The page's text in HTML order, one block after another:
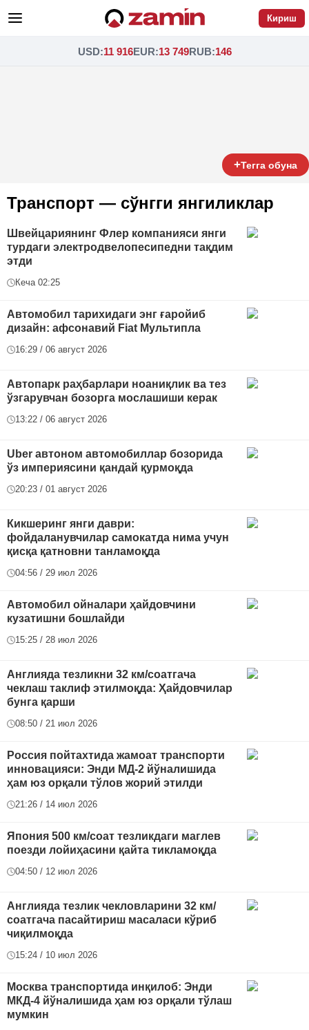
Кириш
USD:11 916EUR:13 749RUB:146
+Тегга обуна
Транспорт — сўнгги янгиликлар
Швейцариянинг Флер компанияси янги
турдаги электродвелопесипедни тақдим
этди
Кеча 02:25
Автомобил тарихидаги энг ғаройиб
дизайн: афсонавий Fiat Мультипла
16:29 / 06 август 2026
Автопарк раҳбарлари ноаниқлик ва тез
ўзгарувчан бозорга мослашиши керак
13:22 / 06 август 2026
Uber автоном автомобиллар бозорида
ўз империясини қандай қурмоқда
20:23 / 01 август 2026
Кикшеринг янги даври:
фойдаланувчилар самокатда нима учун
қисқа қатновни танламоқда
04:56 / 29 июл 2026
Автомобил ойналари ҳайдовчини
кузатишни бошлайди
15:25 / 28 июл 2026
Англияда тезликни 32 км/соатгача
чеклаш таклиф этилмоқда: Ҳайдовчилар
бунга қарши
08:50 / 21 июл 2026
Россия пойтахтида жамоат транспорти
инновацияси: Энди МД-2 йўналишида
ҳам юз орқали тўлов жорий этилди
21:26 / 14 июл 2026
Япония 500 км/соат тезликдаги маглев
поезди лойиҳасини қайта тикламоқда
04:50 / 12 июл 2026
Англияда тезлик чекловларини 32 км/
соатгача пасайтириш масаласи кўриб
чиқилмоқда
15:24 / 10 июл 2026
Москва транспортида инқилоб: Энди
МКД-4 йўналишида ҳам юз орқали тўлаш
мумкин